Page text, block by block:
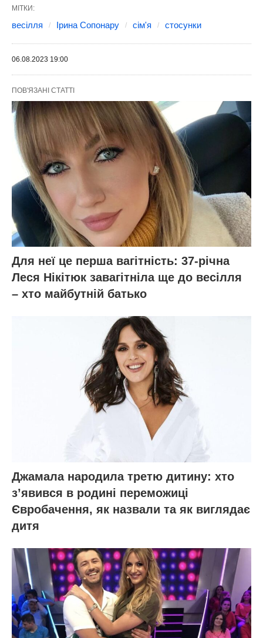
МІТКИ:
весілля Ірина Сопонару сім'я стосунки
06.08.2023 19:00
ПОВ'ЯЗАНІ СТАТТІ
Для неї це перша вагітність: 37-річна
Леся Нікітюк завагітніла ще до весілля
– хто майбутній батько
Джамала народила третю дитину: хто
зʼявився в родині переможиці
Євробачення, як назвали та як виглядає
дитя